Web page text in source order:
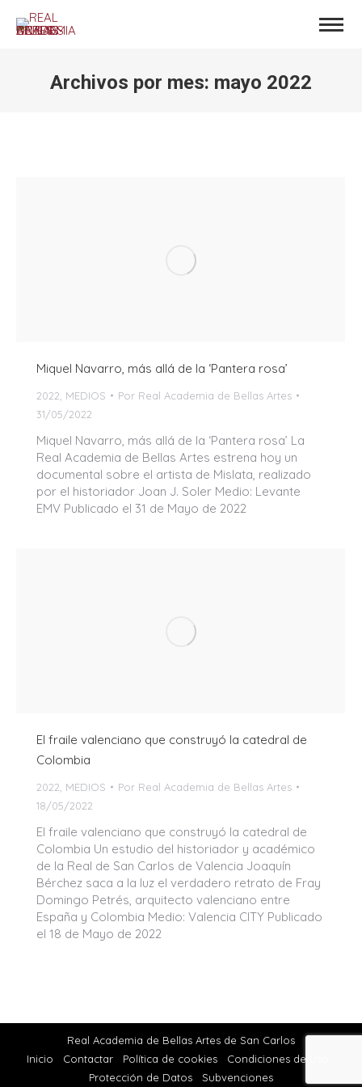
Archivos por mes: mayo 2022
Miquel Navarro, más allá de la ‘Pantera rosa’
2022 MEDIOS Por Real Academia de Bellas Artes
31/05/2022
Miquel Navarro, más allá de la ‘Pantera rosa’ La
Real Academia de Bellas Artes estrena hoy un
documental sobre el artista de Mislata, realizado
por el historiador Joan J. Soler Medio: Levante
EMV Publicado el 31 de Mayo de 2022
El fraile valenciano que construyó la catedral de
Colombia
2022 MEDIOS Por Real Academia de Bellas Artes
18/05/2022
El fraile valenciano que construyó la catedral de
Colombia Un estudio del historiador y académico
de la Real de San Carlos de Valencia Joaquín
Bérchez saca a la luz el verdadero retrato de Fray
Domingo Petrés, arquitecto valenciano entre
España y Colombia Medio: Valencia CITY Publicado
el 18 de Mayo de 2022
Real Academia de Bellas Artes de San Carlos
Inicio
Contactar Política de cookies
Condiciones de Uso
Protección de Datos
Subvenciones